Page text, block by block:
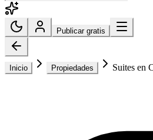
Publicar gratis
Inicio Propiedades Suites en